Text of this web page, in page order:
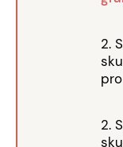
2.
2.